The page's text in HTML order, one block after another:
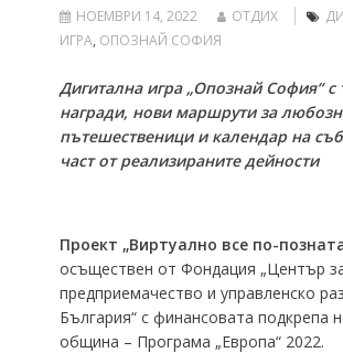
НОЕМВРИ 14, 2022 ОТДИХ
ИГРА, ОПОЗНАЙ СОФИЯ
Дигитална игра „Опознай София“ с
награди, нови маршрути за
пътешественици и календар на
част от реализираните дейности
Проект „Виртуално все по-
осъществен от Фондация „Център
предприемачество и управленско
България“ с финансовата подкрепа
община – Програма „Европа“ 2022.